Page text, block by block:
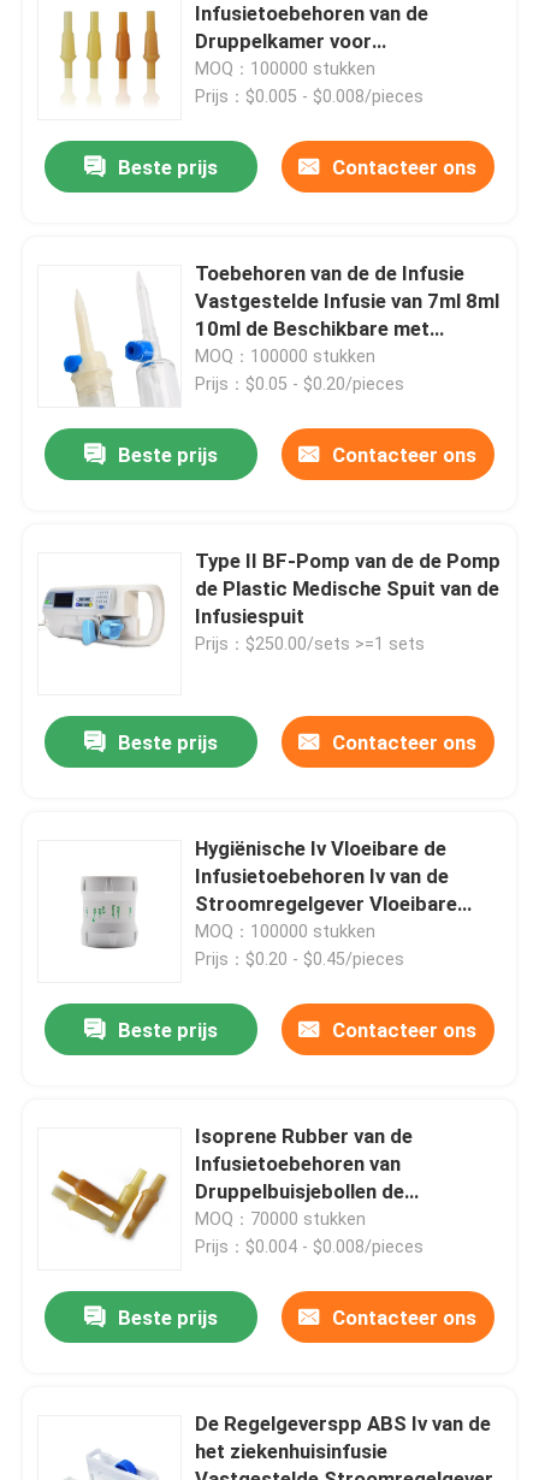
Over ons
Fabrieksreis
Contacteer ons
Vraag een offerte aan
Medisch Siliconerubber
Rubberspuitduiker
Infusietoebehoren van de
Druppelkamer voor
Infusiereeksen
MOQ：100000 stukken
Prijs：$0.005 - $0.008/pieces
Beste prijs Contacteer ons
Toebehoren van de de Infusie
Vastgestelde Infusie van 7ml 8ml
10ml de Beschikbare met
Druppelkamer
MOQ：100000 stukken
Prijs：$0.05 - $0.20/pieces
Beste prijs Contacteer ons
Type II BF-Pomp van de de Pomp
de Plastic Medische Spuit van de
Infusiespuit
Prijs：$250.00/sets >=1 sets
Beste prijs Contacteer ons
Hygiënische Iv Vloeibare de
Infusietoebehoren Iv van de
Stroomregelgever Vloeibare
Regelgever
MOQ：100000 stukken
Prijs：$0.20 - $0.45/pieces
Beste prijs Contacteer ons
Isoprene Rubber van de
Infusietoebehoren van
Druppelbuisjebollen de
Dalingskamer
MOQ：70000 stukken
Prijs：$0.004 - $0.008/pieces
Beste prijs Contacteer ons
De Regelgeverspp ABS Iv van de
het ziekenhuisinfusie